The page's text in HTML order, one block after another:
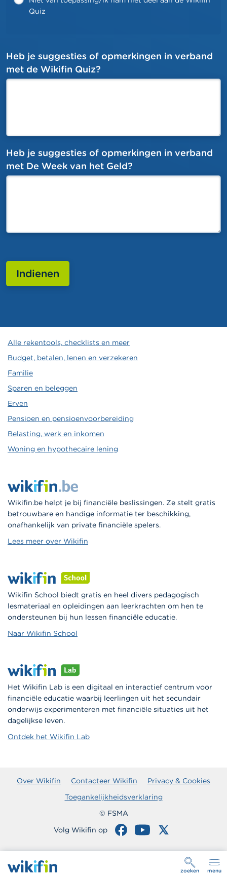
zoeken menu
Quiz
textarea
Heb je suggesties of opmerkingen in verband
met de Wikifin Quiz?
textarea
Heb je suggesties of opmerkingen in verband
met De Week van het Geld?
Indienen
Alle rekentools, checklists en meer
Budget, betalen, lenen en verzekeren
Familie
Sparen en beleggen
Erven
Pensioen en pensioenvoorbereiding
Belasting, werk en inkomen
Woning en hypothecaire lening
Wikifin.be helpt je bij financiële beslissingen. Ze stelt gratis
betrouwbare en handige informatie ter beschikking,
onafhankelijk van private financiële spelers.
Lees meer over Wikifin
Wikifin School biedt gratis en heel divers pedagogisch
lesmateriaal en opleidingen aan leerkrachten om hen te
ondersteunen bij hun lessen financiële educatie.
Naar Wikifin School
Het Wikifin Lab is een digitaal en interactief centrum voor
financiële educatie waarbij leerlingen uit het secundair
onderwijs experimenteren met financiële situaties uit het
dagelijkse leven.
Ontdek het Wikifin Lab
Over Wikifin Contacteer Wikifin
Privacy & Cookies
Toegankelijkheidsverklaring
© FSMA
Volg Wikifin op